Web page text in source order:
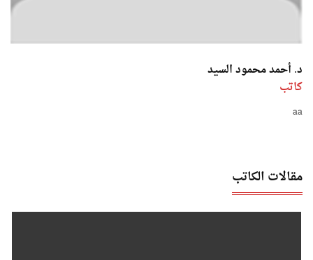
د. أحمد محمود السيد
كاتب
aa
مقالات الكاتب